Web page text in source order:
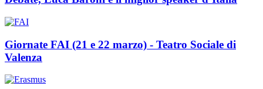
Giornate FAI (21 e 22 marzo) - Teatro Sociale di
Valenza